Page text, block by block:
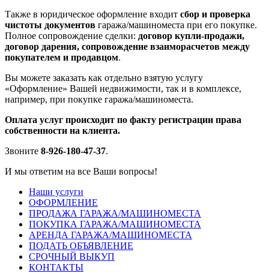
Также в юридическое оформление входит сбор и проверка
чистоты документов гаража/машиноместа при его покупке.
Полное сопровождение сделки: договор купли-продажи,
договор дарения, сопровождение взаиморасчетов между
покупателем и продавцом.
Вы можете заказать как отдельно взятую услугу
«Оформление» Вашей недвижимости, так и в комплексе,
например, при покупке гаража/машиноместа.
Оплата услуг происходит по факту регистрации права
собственности на клиента.
Звоните 8-926-180-47-37.
И мы ответим на все Ваши вопросы!
Наши услуги
ОФОРМЛЕНИЕ
ПРОДАЖА ГАРАЖА/МАШИНОМЕСТА
ПОКУПКА ГАРАЖА/МАШИНОМЕСТА
АРЕНДА ГАРАЖА/МАШИНОМЕСТА
ПОДАТЬ ОБЪЯВЛЕНИЕ
СРОЧНЫЙ ВЫКУП
КОНТАКТЫ